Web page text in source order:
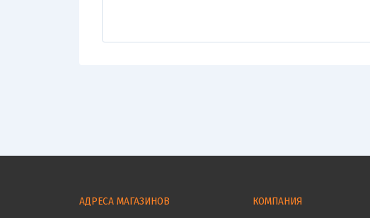
АДРЕСА МАГАЗИНОВ КОМПАНИЯ